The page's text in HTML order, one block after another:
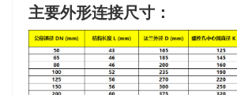
主要外形连接尺寸：